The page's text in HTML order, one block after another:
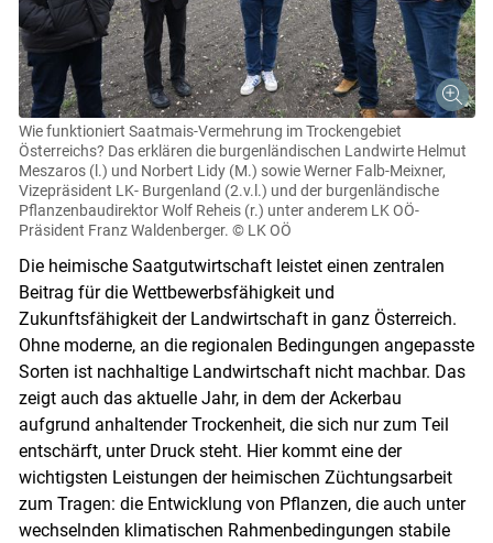
Wie funktioniert Saatmais-Vermehrung im Trockengebiet
Österreichs? Das erklären die burgenländischen Landwirte Helmut
Meszaros (l.) und Norbert Lidy (M.) sowie Werner Falb-Meixner,
Vizepräsident LK- Burgenland (2.v.l.) und der burgenländische
Pflanzenbaudirektor Wolf Reheis (r.) unter anderem LK OÖ-
Präsident Franz Waldenberger. © LK OÖ
Die heimische Saatgutwirtschaft leistet einen zentralen
Beitrag für die Wettbewerbsfähigkeit und
Zukunftsfähigkeit der Landwirtschaft in ganz Österreich.
Ohne moderne, an die regionalen Bedingungen angepasste
Sorten ist nachhaltige Landwirtschaft nicht machbar. Das
zeigt auch das aktuelle Jahr, in dem der Ackerbau
aufgrund anhaltender Trockenheit, die sich nur zum Teil
entschärft, unter Druck steht. Hier kommt eine der
wichtigsten Leistungen der heimischen Züchtungsarbeit
zum Tragen: die Entwicklung von Pflanzen, die auch unter
wechselnden klimatischen Rahmenbedingungen stabile